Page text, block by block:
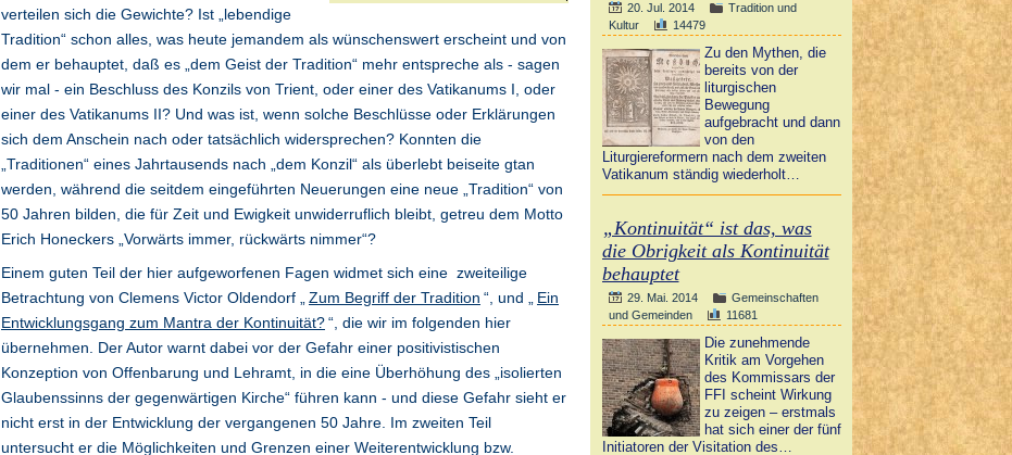
verteilen sich die Gewichte? Ist „lebendige
Tradition“ schon alles, was heute jemandem als wünschenswert erscheint und von
dem er behauptet, daß es „dem Geist der Tradition“ mehr entspreche als - sagen
wir mal - ein Beschluss des Konzils von Trient, oder einer des Vatikanums I, oder
einer des Vatikanums II? Und was ist, wenn solche Beschlüsse oder Erklärungen
sich dem Anschein nach oder tatsächlich widersprechen? Konnten die
„Traditionen“ eines Jahrtausends nach „dem Konzil“ als überlebt beiseite gtan
werden, während die seitdem eingeführten Neuerungen eine neue „Tradition“ von
50 Jahren bilden, die für Zeit und Ewigkeit unwiderruflich bleibt, getreu dem Motto
Erich Honeckers „Vorwärts immer, rückwärts nimmer“?
Einem guten Teil der hier aufgeworfenen Fagen widmet sich eine zweiteilige
Betrachtung von Clemens Victor Oldendorf „
Zum Begriff der Tradition “, und „
Ein
Entwicklungsgang zum Mantra der Kontinuität?“, die wir im folgenden hier
übernehmen. Der Autor warnt dabei vor der Gefahr einer positivistischen
Konzeption von Offenbarung und Lehramt, in die eine Überhöhung des „isolierten
Glaubenssinns der gegenwärtigen Kirche“ führen kann - und diese Gefahr sieht er
nicht erst in der Entwicklung der vergangenen 50 Jahre. Im zweiten Teil
untersucht er die Möglichkeiten und Grenzen einer Weiterentwicklung bzw.
20. Jul. 2014
Tradition und
Kultur
14479
Zu den Mythen, die
bereits von der
liturgischen
Bewegung
aufgebracht und dann
von den
Liturgiereformern nach dem zweiten
Vatikanum ständig wiederholt…
„Kontinuität“ ist das, was
die Obrigkeit als Kontinuität
behauptet
29. Mai. 2014
Gemeinschaften
und Gemeinden
11681
Die zunehmende
Kritik am Vorgehen
des Kommissars der
FFI scheint Wirkung
zu zeigen – erstmals
hat sich einer der fünf
Initiatoren der Visitation des…